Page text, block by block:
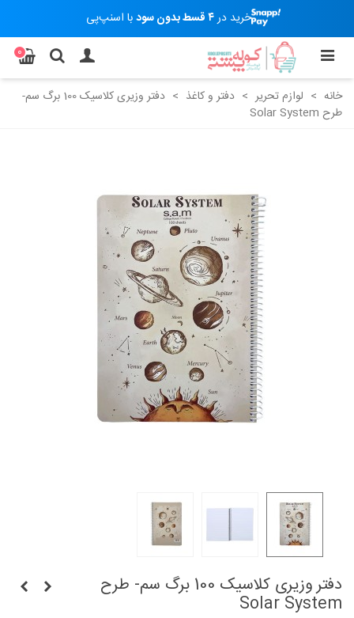
خرید در۴ قسط بدون سود با اسنپ‌پی
0
خانه > لوازم تحریر > دفتر و کاغذ >
دفتر وزیری کلاسیک 100 برگ سم-
طرح Solar System
دفتر وزیری کلاسیک 100 برگ سم- طرح
Solar System